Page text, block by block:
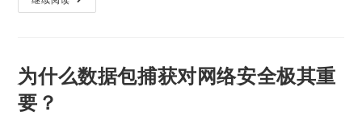
为什么数据包捕获对网络安全极其重
要？